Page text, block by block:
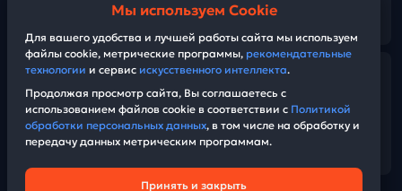
03 июня 2026 г., 08:00
14:30
ЕГЭ досрок 2026.175421. Найти
заключенного внутри
треугольника
Мы используем Cookie
Для вашего удобства и лучшей работы сайта мы используем
файлы cookie, метрические программы, рекомендательные
технологии и сервис искусственного интеллекта.
Продолжая просмотр сайта, Вы соглашаетесь с
использованием файлов cookie в соответствии с Политикой
обработки персональных данных, в том числе на обработку и
передачу данных метрическим программам.
Принять и закрыть